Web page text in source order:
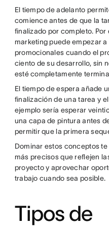
El tiempo de adelanto
comience antes de que la
finalizado por completo. Por
marketing puede empezar
promocionales cuando el
ciento de su desarrollo, sin
esté completamente
El tiempo de espera añade
finalización de una tarea y
ejemplo sería esperar
una capa de pintura antes
permitir que la primera
Dominar estos conceptos
más precisos que reflejen
proyecto y aprovechar
trabajo cuando sea posible.
Tipos de